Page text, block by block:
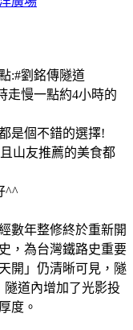
:#劉銘傳隧道
走慢一點約4小時的
是個不錯的選擇!
山友推薦的美食都
^^
數年整修終於重新開
，為台灣鐵路史重要
開」仍清晰可見，隧
隧道內增加了光影投
度。